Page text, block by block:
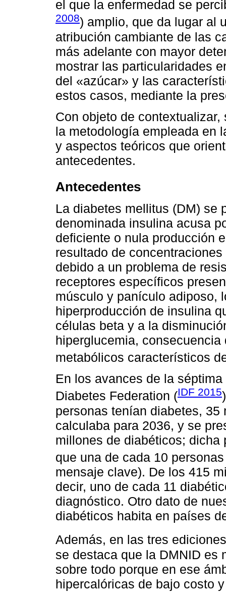
el que la enfermedad se
2008) amplio, que da lugar al
atribución cambiante de las
más adelante con mayor
mostrar las particularidades
del «azúcar» y las
estos casos, mediante la
Con objeto de
la metodología empleada en
y aspectos teóricos que
antecedentes.
Antecedentes
La diabetes mellitus (DM) se
denominada insulina acusa
deficiente o nula producción
resultado de
debido a un problema de
receptores específicos
músculo y panículo adiposo,
hiperproducción de insulina
células beta y a la
hiperglucemia,
metabólicos característicos
En los avances de la
Diabetes Federation (IDF 2015
personas tenían diabetes,
calculaba para 2036, y se
millones de diabéticos;
que una de cada 10
mensaje clave). De los 415
decir, uno de cada 11
diagnóstico. Otro dato de
diabéticos habita en países
Además, en las tres
se destaca que la DMNID es
sobre todo porque en ese
hipercalóricas de bajo costo